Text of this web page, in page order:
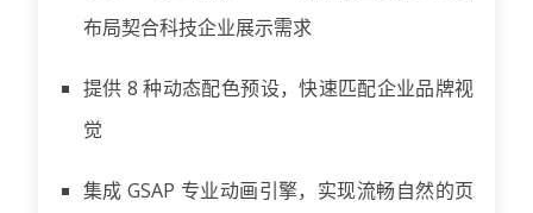
布局契合科技企业展示需求
提供 8 种动态配色预设，快速匹配企业品牌视
觉
集成 GSAP 专业动画引擎，实现流畅自然的页